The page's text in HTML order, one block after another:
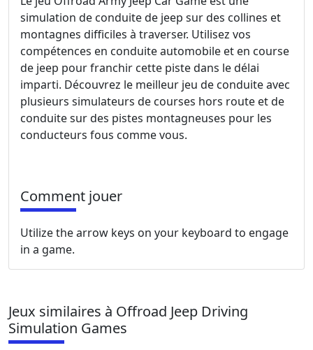
simulation de conduite de jeep sur des collines et
montagnes difficiles à traverser. Utilisez vos
compétences en conduite automobile et en course
de jeep pour franchir cette piste dans le délai
imparti. Découvrez le meilleur jeu de conduite avec
plusieurs simulateurs de courses hors route et de
conduite sur des pistes montagneuses pour les
conducteurs fous comme vous.
Comment jouer
Utilize the arrow keys on your keyboard to engage
in a game.
Jeux similaires à Offroad Jeep Driving
Simulation Games